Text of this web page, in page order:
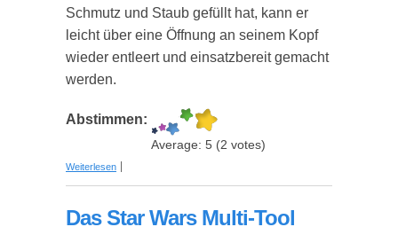
Schmutz und Staub gefüllt hat, kann er
leicht über eine Öffnung an seinem Kopf
wieder entleert und einsatzbereit gemacht
werden.
Abstimmen:
Average: 5 (2 votes)
Weiterlesen über R2D2 Schreibtisch Vakuum Reinigungshelfer
Das Star Wars Multi-Tool